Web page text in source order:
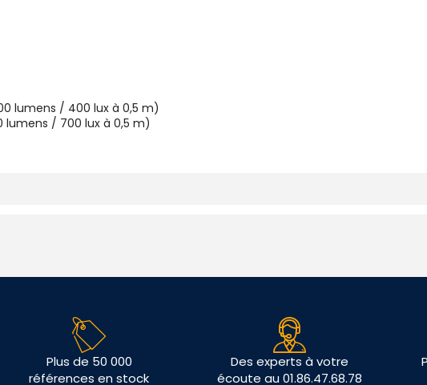
lumens / 400 lux à 0,5 m)
/ 700 lux à 0,5 m)
Plus de 50 000
références en stock
Des experts à votre
écoute au 01.86.47.68.78